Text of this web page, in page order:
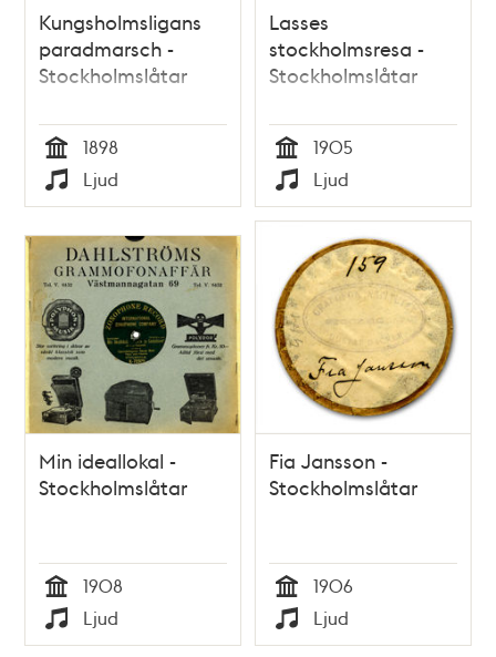
Kungsholmsligans
paradmarsch -
Stockholmslåtar
Tid
1898
Typ
Ljud
Lasses
stockholmsresa -
Stockholmslåtar
Tid
1905
Typ
Ljud
Min ideallokal -
Stockholmslåtar
Tid
1908
Typ
Ljud
Fia Jansson -
Stockholmslåtar
Tid
1906
Typ
Ljud